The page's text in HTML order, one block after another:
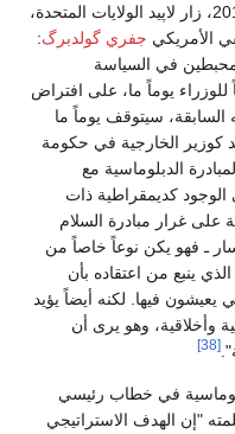
في يونيو 2015، وبعد انتخابات مارس 2015، زار لاپيد الولايات المتحدة،
الأمريكي جفري گولدبرگ:
في السياسة
يوماً ما، على افتراض
السابقة، سيتوقف يوماً ما
كوزير الخارجية في حكومة
الدبلوماسية مع
الوجود كديمقراطية ذات
على غرار مبادرة السلام
ـ فهو يكن نوعاً خاصاً من
الذي ينبع من اعتقاده بأن
يعيشون فيها. لكنه أيضاً يؤيد
وأخلاقية، وهو يرى أن
[38]
الدبلوماسية في خطاب رئيسي
"إن الهدف الاستراتيجي